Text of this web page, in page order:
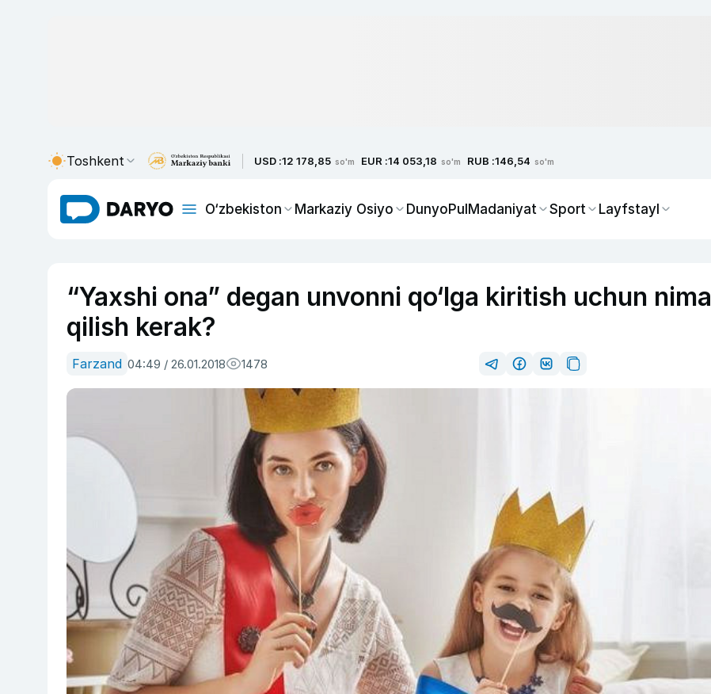
Toshkent USD :12 178,85 so'm EUR :14 053,18 so'm RUB :146,54 so'm
O‘zbekiston Markaziy Osiyo DunyoPulMadaniyat Sport Layfstayl
“Yaxshi ona” degan unvonni qo‘lga kiritish uchun nima
qilish kerak?
Farzand 04:49 / 26.01.2018 1478